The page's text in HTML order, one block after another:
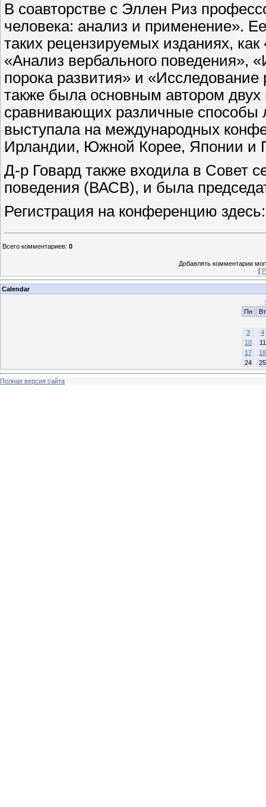
В соавторстве с Эллен Риз
человека: анализ и применение».
таких рецензируемых изданиях,
«Анализ вербального поведения»,
порока развития» и «Исследование
также была основным автором
сравнивающих различные способы
выступала на международных
Ирландии, Южной Корее, Японии и
Д-р Говард также входила в Совет
поведения (ВАСВ), и была
Регистрация на конференцию
Всего комментариев: 0
Добавлять комментарии
[
Calendar
Пн
Вт
3
4
10
11
17
18
24
25
Полная версия сайта